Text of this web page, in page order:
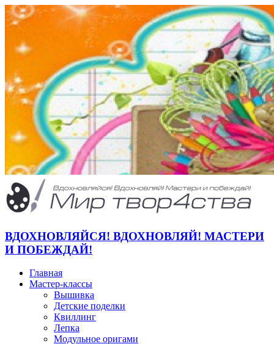
ВДОХНОВЛЯЙСЯ! ВДОХНОВЛЯЙ! МАСТЕРИ
И ПОБЕЖДАЙ!
Главная
Мастер-классы
Вышивка
Детские поделки
Квиллинг
Лепка
Модульное оригами